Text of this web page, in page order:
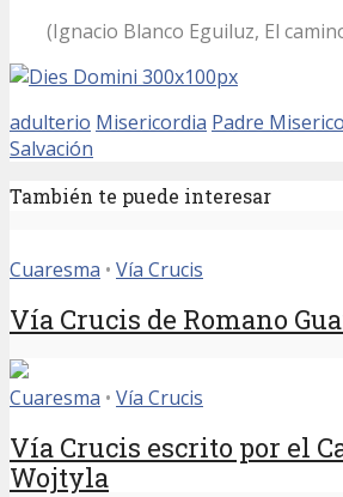
(Ignacio Blanco Eguiluz, El
adulterio Misericordia Padre
Salvación
También te puede interesar
Cuaresma • Vía Crucis
Vía Crucis de Romano
Cuaresma • Vía Crucis
Vía Crucis escrito por el
Wojtyla